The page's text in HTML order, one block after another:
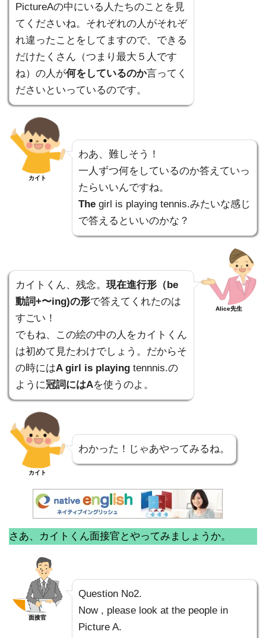
PictureAの中にいる人たちのことを見
てくださいね。それぞれの人がそれぞ
れ違ったことをしてますので、できる
だけたくさん（つまり最大５人です
ね）の人が何をしているのか言ってく
ださいといっているのです。
カイト
わあ、難しそう！
一人ずつ何をしているのか答えていっ
たらいいんですね。
The girl is playing tennis.みたいな感じ
で答えるといいのかな？
カイトくん、残念。 現在進行形（be
動詞+〜ing)の形で答えてくれたのは
すごい！
でもね、この絵の中の人をカイトくん
は初めて見たわけでしょう。だからそ
の時にはA girl is playing tennnis.の
ように冠詞にはAを使うのよ。
Alice先生
カイト
わかった！じゃあやってみるね。
さあ、カイトくん面接官とやってみましょうか。
面接官
Question No2.
Now , please look at the people in
Picture A.